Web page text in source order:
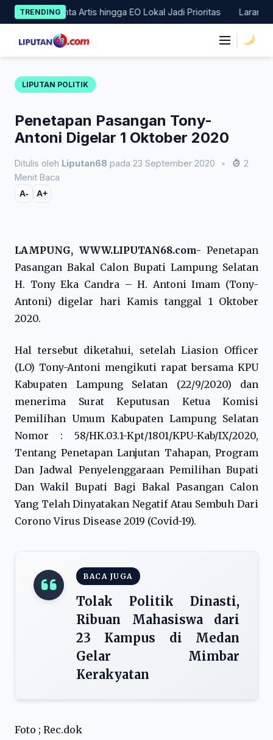
Skip
to
content
TRENDING
Minta Artis hingga EO Lokal Jadi Prioritas Larangan
LIPUTAN POLITIK
Penetapan Pasangan Tony-
Antoni Digelar 1 Oktober 2020
Ditulis oleh Liputan68 pada 23 September 2020 •
2
Menit Baca
A- A+
LAMPUNG, WWW.LIPUTAN68.com- Penetapan
Pasangan Bakal Calon Bupati Lampung Selatan
H. Tony Eka Candra – H. Antoni Imam (Tony-
Antoni) digelar hari Kamis tanggal 1 Oktober
2020.
Hal tersebut diketahui, setelah Liasion Officer
(LO) Tony-Antoni mengikuti rapat bersama KPU
Kabupaten Lampung Selatan (22/9/2020) dan
menerima Surat Keputusan Ketua Komisi
Pemilihan Umum Kabupaten Lampung Selatan
Nomor : 58/HK.03.1-Kpt/1801/KPU-Kab/IX/2020,
Tentang Penetapan Lanjutan Tahapan, Program
Dan Jadwal Penyelenggaraan Pemilihan Bupati
Dan Wakil Bupati Bagi Bakal Pasangan Calon
Yang Telah Dinyatakan Negatif Atau Sembuh Dari
Corono Virus Disease 2019 (Covid-19).
BACA JUGA
Tolak Politik Dinasti,
Ribuan Mahasiswa dari
23 Kampus di Medan
Gelar Mimbar
Kerakyatan
Foto ; Rec.dok